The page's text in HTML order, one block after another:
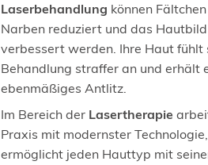
Laserbehandlung können
Narben reduziert und das
verbessert werden. Ihre Haut fühlt
Behandlung straffer an und erhält
ebenmäßiges Antlitz.
Im Bereich der Lasertherapie
Praxis mit modernster
ermöglicht jeden Hauttyp mit